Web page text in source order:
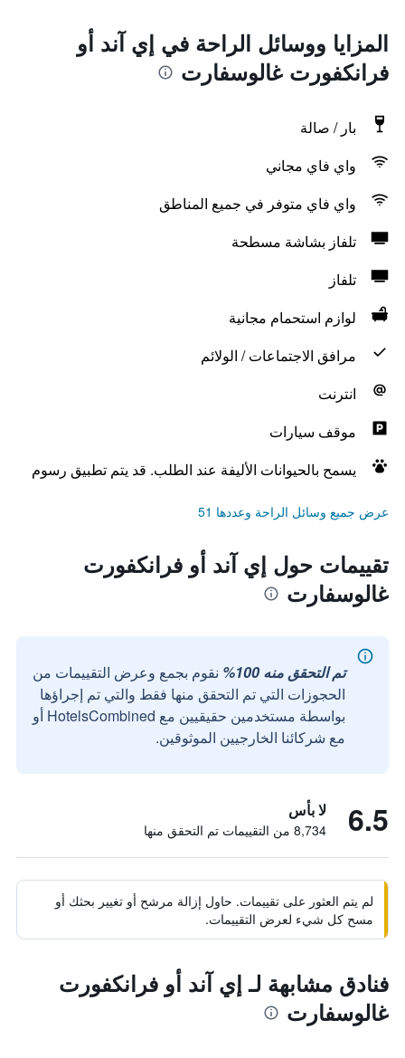
المزايا ووسائل الراحة في إي آند أو
فرانكفورت غالوسفارت
بار / صالة
واي فاي مجاني
واي فاي متوفر في جميع المناطق
تلفاز بشاشة مسطحة
تلفاز
لوازم استحمام مجانية
مرافق الاجتماعات / الولائم
انترنت
موقف سيارات
يسمح بالحيوانات الأليفة عند الطلب. قد يتم تطبيق رسوم
عرض جميع وسائل الراحة وعددها 51
تقييمات حول إي آند أو فرانكفورت
غالوسفارت
تم التحقق منه 100%
نقوم بجمع وعرض التقييمات من
الحجوزات التي تم التحقق منها فقط والتي تم إجراؤها
بواسطة مستخدمين حقيقيين مع HotelsCombined أو
مع شركائنا الخارجيين الموثوقين.
6.5 لا بأس
8,734 من التقييمات تم التحقق منها
لم يتم العثور على تقييمات. حاول إزالة مرشح أو تغيير بحثك أو
مسح كل شيء لعرض التقييمات.
فنادق مشابهة لـ إي آند أو فرانكفورت
غالوسفارت